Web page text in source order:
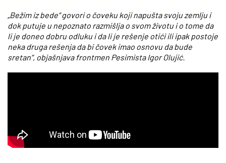
„Bežim iz bede“ govori o čoveku koji napušta svoju zemlju i
dok putuje u nepoznato razmišlja o svom životu i o tome da
li je doneo dobru odluku i da li je rešenje otići ili ipak postoje
neka druga rešenja da bi čovek imao osnovu da bude
sretan“, objašnjava frontmen Pesimista Igor Olujić.